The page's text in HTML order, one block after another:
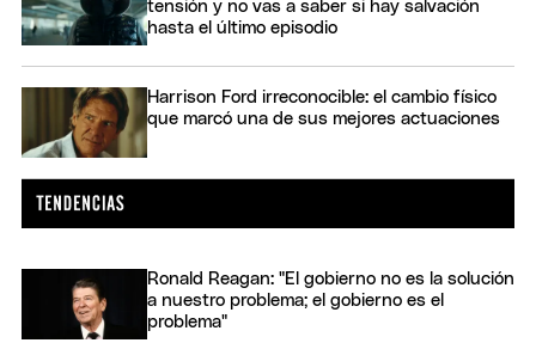
tensión y no vas a saber si hay salvación
hasta el último episodio
Harrison Ford irreconocible: el cambio físico
que marcó una de sus mejores actuaciones
Ronald Reagan: "El gobierno no es la solución
a nuestro problema; el gobierno es el
problema"